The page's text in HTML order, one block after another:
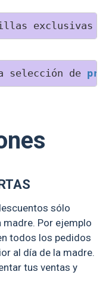
exclusivas
selección de
sólo
madre. Por ejemplo
todos los pedidos
al día de la madre.
tus ventas y